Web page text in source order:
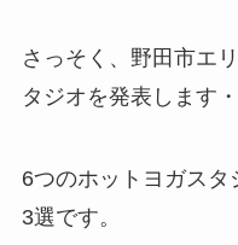
さっそく、野田市エ
タジオを発表します
6つのホットヨガス
3選です。